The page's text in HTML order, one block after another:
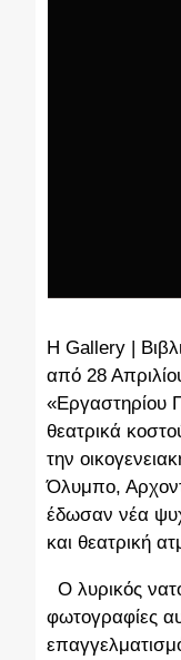
Η Gallery |
από 28
«Εργαστηρίου
θεατρικά
την
Όλυμπο,
έδωσαν νέα
και θεατρική
Ο λυρικός
φωτογραφίες